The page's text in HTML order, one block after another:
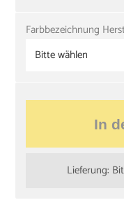
Farbbezeichnung
Bitte wählen
In
Lieferung: